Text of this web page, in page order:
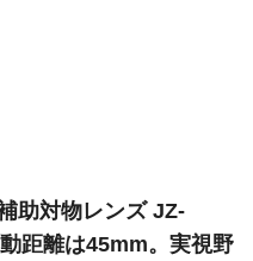
助対物レンズ JZ-
距離は45mm。実視野